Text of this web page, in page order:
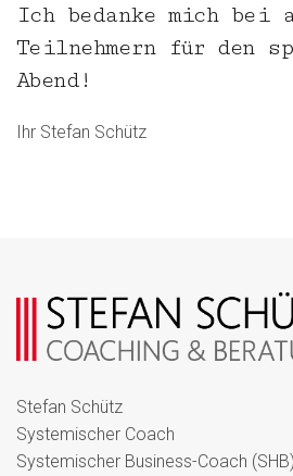
Ich bedanke mich bei
Teilnehmern für den
Abend!
Ihr Stefan Schütz
Stefan Schütz
Systemischer Coach
Systemischer Business-Coach (SHB)